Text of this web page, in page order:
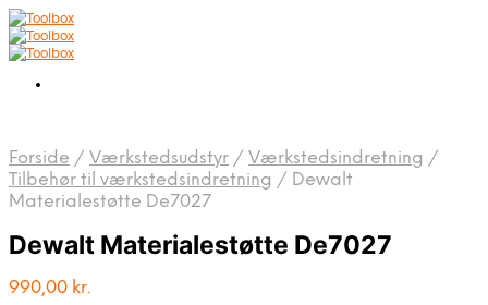
Forside / Værkstedsudstyr / Værkstedsindretning /
Tilbehør til værkstedsindretning / Dewalt
Materialestøtte De7027
Dewalt Materialestøtte De7027
990,00 kr.